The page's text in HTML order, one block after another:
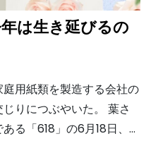
は生き延びるの
庭用紙類を製造する会社の
りにつぶやいた。 葉さ
る「618」の6月18日、…